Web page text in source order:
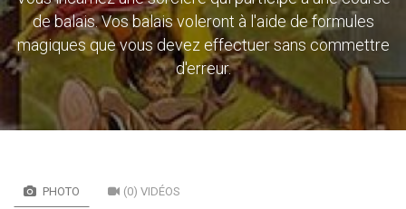
de balais. Vos balais voleront à l'aide de formules
magiques que vous devez effectuer sans commettre
d'erreur.
PHOTO (0) VIDÉOS